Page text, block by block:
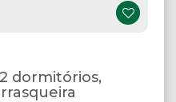
dormitórios,